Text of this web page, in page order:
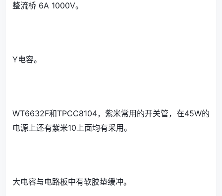
整流桥 6A 1000V。
Y电容。
WT6632F和TPCC8104，紫米常用的开关管，在45W的
电源上还有紫米10上面均有采用。
大电容与电路板中有软胶垫缓冲。